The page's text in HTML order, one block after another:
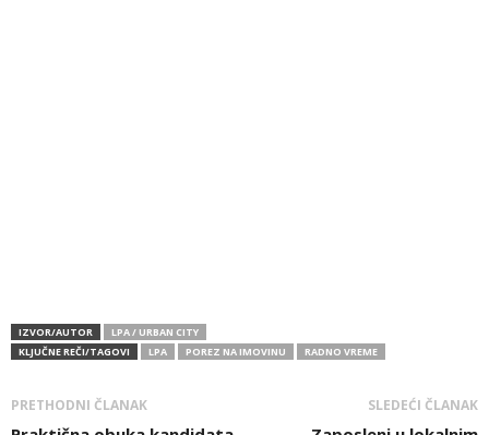
IZVOR/AUTOR
LPA / URBAN CITY
KLJUČNE REČI/TAGOVI
LPA POREZ NA IMOVINU RADNO VREME
PRETHODNI ČLANAK SLEDEĆI ČLANAK